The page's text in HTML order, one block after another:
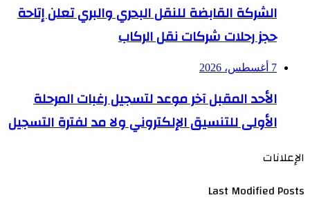
الشركة القابضة للنقل البحري والبري تعلن إتاحة
حجز رحلات شركات نقل الركاب
7 أغسطس، 2026
الأحد المقبل آخر موعد لتسجيل رغبات المرحلة
الأولى للتنسيق الإلكتروني ولا مد لفترة التسجيل
الإعلانات
Last Modified Posts